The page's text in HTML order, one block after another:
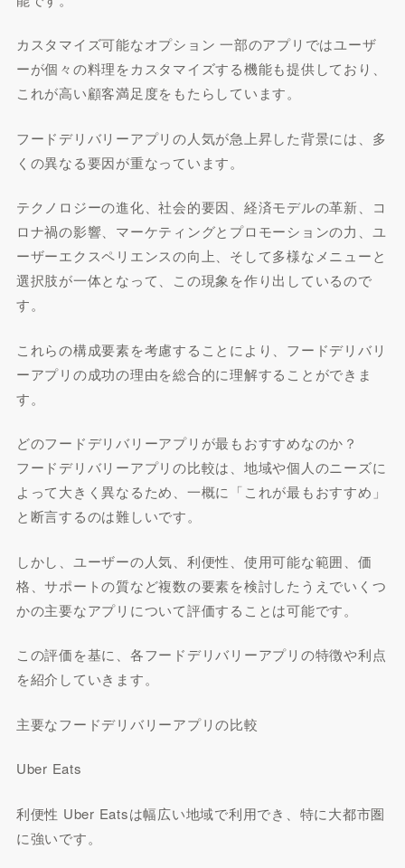
カスタマイズ可能なオプション 一部のアプリではユーザ
ーが個々の料理をカスタマイズする機能も提供しており、
これが高い顧客満足度をもたらしています。
フードデリバリーアプリの人気が急上昇した背景には、多
くの異なる要因が重なっています。
テクノロジーの進化、社会的要因、経済モデルの革新、コ
ロナ禍の影響、マーケティングとプロモーションの力、ユ
ーザーエクスペリエンスの向上、そして多様なメニューと
選択肢が一体となって、この現象を作り出しているので
す。
これらの構成要素を考慮することにより、フードデリバリ
ーアプリの成功の理由を総合的に理解することができま
す。
どのフードデリバリーアプリが最もおすすめなのか？
フードデリバリーアプリの比較は、地域や個人のニーズに
よって大きく異なるため、一概に「これが最もおすすめ」
と断言するのは難しいです。
しかし、ユーザーの人気、利便性、使用可能な範囲、価
格、サポートの質など複数の要素を検討したうえでいくつ
かの主要なアプリについて評価することは可能です。
この評価を基に、各フードデリバリーアプリの特徴や利点
を紹介していきます。
主要なフードデリバリーアプリの比較
Uber Eats
利便性 Uber Eatsは幅広い地域で利用でき、特に大都市圏
に強いです。